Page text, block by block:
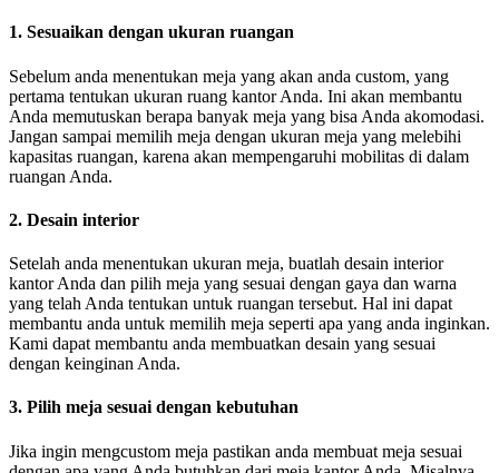
1. Sesuaikan dengan ukuran ruangan
Sebelum anda menentukan meja yang akan anda custom, yang
pertama tentukan ukuran ruang kantor Anda. Ini akan membantu
Anda memutuskan berapa banyak meja yang bisa Anda akomodasi.
Jangan sampai memilih meja dengan ukuran meja yang melebihi
kapasitas ruangan, karena akan mempengaruhi mobilitas di dalam
ruangan Anda.
2. Desain interior
Setelah anda menentukan ukuran meja, buatlah desain interior
kantor Anda dan pilih meja yang sesuai dengan gaya dan warna
yang telah Anda tentukan untuk ruangan tersebut. Hal ini dapat
membantu anda untuk memilih meja seperti apa yang anda inginkan.
Kami dapat membantu anda membuatkan desain yang sesuai
dengan keinginan Anda.
3. Pilih meja sesuai dengan kebutuhan
Jika ingin mengcustom meja pastikan anda membuat meja sesuai